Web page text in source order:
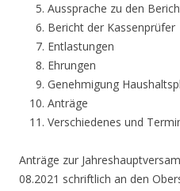
Aussprache zu den
Bericht der Kassenprüfer
Entlastungen
Ehrungen
Genehmigung
Anträge
Verschiedenes und
Anträge zur
08.2021 schriftlich an den